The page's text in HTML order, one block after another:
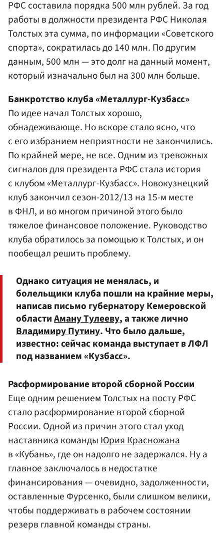
РФС составила порядка 500 млн рублей. За год
работы в должности президента РФС Николая
Толстых эта сумма, по информации «Советского
спорта», сократилась до 140 млн. По другим
данным, 500 млн — это долг на данный момент,
который изначально был на 300 млн больше.
Банкротство клуба «Металлург-Кузбасс»
По идее начал Толстых хорошо,
обнадеживающе. Но вскоре стало ясно, что
с его избранием неприятности не закончились.
По крайней мере, не все. Одним из тревожных
сигналов для президента РФС стала история
с клубом «Металлург-Кузбасс». Новокузнецкий
клуб закончил сезон-2012/13 на 15-м месте
в ФНЛ, и во многом причиной этого было
тяжелое финансовое положение. Руководство
клуба обратилось за помощью к Толстых, и он
пообещал решить проблему.
Однако ситуация не менялась, и
болельщики клуба пошли на крайние меры,
написав письмо губернатору Кемеровской
областиАману Тулееву, а также лично
Владимиру Путину. Что было дальше,
известно: сейчас команда выступает в ЛФЛ
под названием «Кузбасс».
Расформирование второй сборной России
Еще одним решением Толстых на посту РФС
стало расформирование второй сборной
России. Одной из причин этого стал уход
наставника командыЮрия Красножана
в «Кубань», где он надолго не задержался. Ну а
главное заключалось в недостатке
финансирования — очевидно, задолженности,
оставленные Фурсенко, были слишком велики,
чтобы поддерживать в рабочем состоянии
резерв главной команды страны.